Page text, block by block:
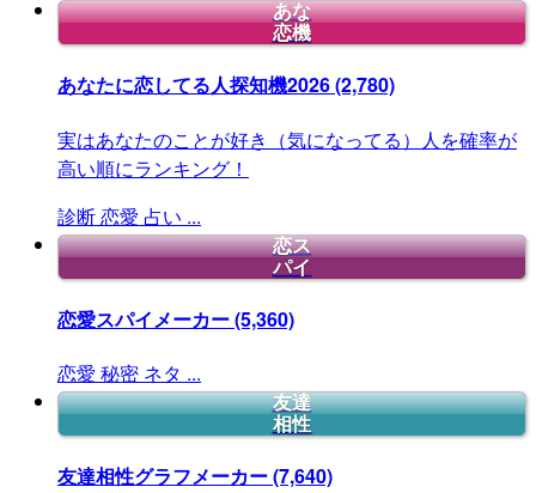
あな
恋機
あなたに恋してる人探知機2026(2,780)
実はあなたのことが好き（気になってる）人を確率が
高い順にランキング！
診断恋愛 占い ...
恋ス
パイ
恋愛スパイメーカー(5,360)
恋愛 秘密 ネタ ...
友達
相性
友達相性グラフメーカー(7,640)